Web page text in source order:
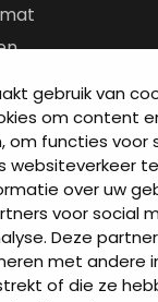
gebruik van
om content
om functies voor
websiteverkeer
over uw
voor social
Deze
met andere
of die ze